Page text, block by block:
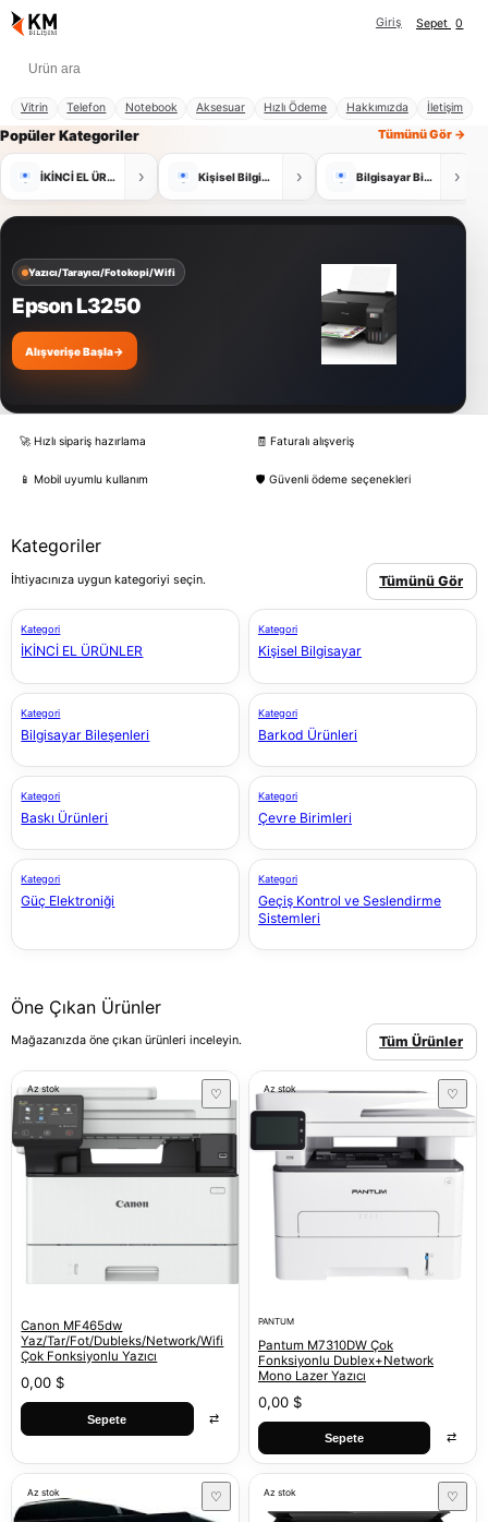
Giriş Sepet 0
Vitrin Telefon Notebook Aksesuar Hızlı Ödeme Hakkımızda İletişim
Popüler Kategoriler Tümünü Gör →
İKİNCİ EL ÜRÜNLER › Kişisel Bilgisayar › Bilgisayar Bileşenleri ›
Yazıcı/Tarayıcı/Fotokopi/Wifi
Epson L3250
Alışverişe Başla→
🚀 Hızlı sipariş hazırlama 🧾 Faturalı alışveriş
📱 Mobil uyumlu kullanım 🛡️ Güvenli ödeme seçenekleri
Kategoriler
İhtiyacınıza uygun kategoriyi seçin. Tümünü Gör
Kategori
İKİNCİ EL ÜRÜNLER
Kategori
Kişisel Bilgisayar
Kategori
Bilgisayar Bileşenleri
Kategori
Barkod Ürünleri
Kategori
Baskı Ürünleri
Kategori
Çevre Birimleri
Kategori
Güç Elektroniği
Kategori
Geçiş Kontrol ve Seslendirme
Sistemleri
Öne Çıkan Ürünler
Mağazanızda öne çıkan ürünleri inceleyin. Tüm Ürünler
Az stok ♡
Canon MF465dw
Yaz/Tar/Fot/Dubleks/Network/Wifi
Çok Fonksiyonlu Yazıcı
0,00 $
Sepete ⇄
Az stok ♡
PANTUM
Pantum M7310DW Çok
Fonksiyonlu Dublex+Network
Mono Lazer Yazıcı
0,00 $
Sepete ⇄
Az stok ♡ Az stok ♡